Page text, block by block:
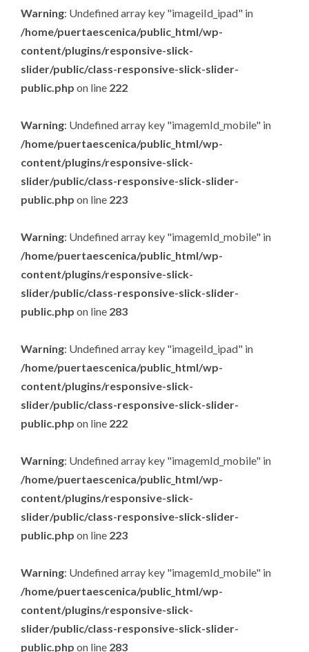
Warning: Undefined array key "imageiId_ipad" in
/home/puertaescenica/public_html/wp-
content/plugins/responsive-slick-
slider/public/class-responsive-slick-slider-
public.php on line 222
Warning: Undefined array key "imagemId_mobile" in
/home/puertaescenica/public_html/wp-
content/plugins/responsive-slick-
slider/public/class-responsive-slick-slider-
public.php on line 223
Warning: Undefined array key "imagemId_mobile" in
/home/puertaescenica/public_html/wp-
content/plugins/responsive-slick-
slider/public/class-responsive-slick-slider-
public.php on line 283
Warning: Undefined array key "imageiId_ipad" in
/home/puertaescenica/public_html/wp-
content/plugins/responsive-slick-
slider/public/class-responsive-slick-slider-
public.php on line 222
Warning: Undefined array key "imagemId_mobile" in
/home/puertaescenica/public_html/wp-
content/plugins/responsive-slick-
slider/public/class-responsive-slick-slider-
public.php on line 223
Warning: Undefined array key "imagemId_mobile" in
/home/puertaescenica/public_html/wp-
content/plugins/responsive-slick-
slider/public/class-responsive-slick-slider-
public.php on line 283